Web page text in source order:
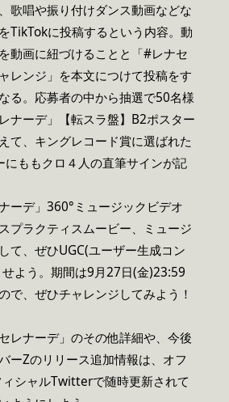
歌唱や振り付けダンス動画などな
TikTokに投稿するという内容。動
動画に紐づけることと「#レナセ
レンジ」を本文につけて投稿をす
る。応募者の中から抽選で50名様
ナーデ」【転スラ盤】B2ポスター
て、キングレコード賞に選ばれた
にももクロ４人の直筆サインが記
ーデ」360°ミュージックビデオ
プラクティスムービー、ミュージ
て、ぜひUGC(ユーザー生成コン
よう。期間は9月27日(金)23:59
で、ぜひチャレンジしてみよう！
レナーデ」のその他詳細や、今後
ーZのリリース追加情報は、オフ
ィシャルTwitterで随時更新されて